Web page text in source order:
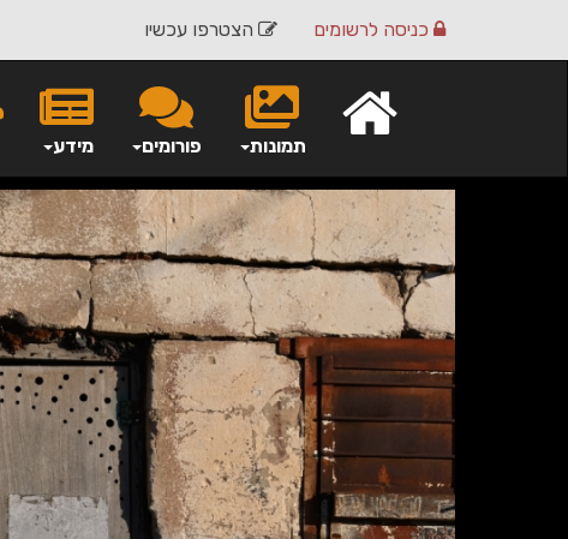
הצטרפו עכשיו כניסה לרשומים
מידע פורומים תמונות